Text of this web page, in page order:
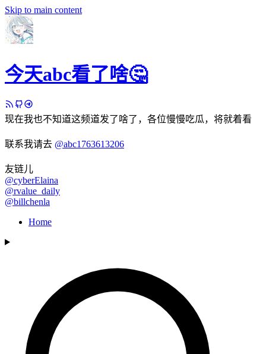
Skip to main content
今天abc看了啥🤔
现在我也不知道这频道发了啥了，各位慢慢吃瓜，将就着看
联系我请去 @abc1763613206
友链儿
@cyberElaina
@rvalue_daily
@billchenla
Home